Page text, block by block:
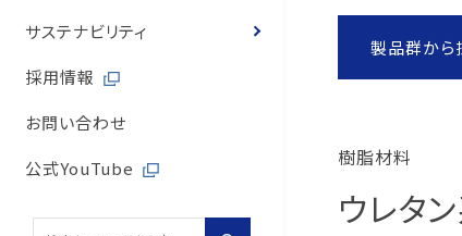
国内・海外事業拠点
グループ会社一覧
旭有機材の歴史
会社案内
営業拠点
安全データシート（
配管診断
取締役会の実効性
個人投資家の皆様へ
IRニュース
サステナビリティ
品質マネジメント
お客様との公正・
地域社会への貢献
マルチステークホ
コンプライアンス
内部統制体制の基本
取引先からの相談・
採用情報
お問い合わせ
公式YouTube
製品群から
樹脂材料
ウレタ